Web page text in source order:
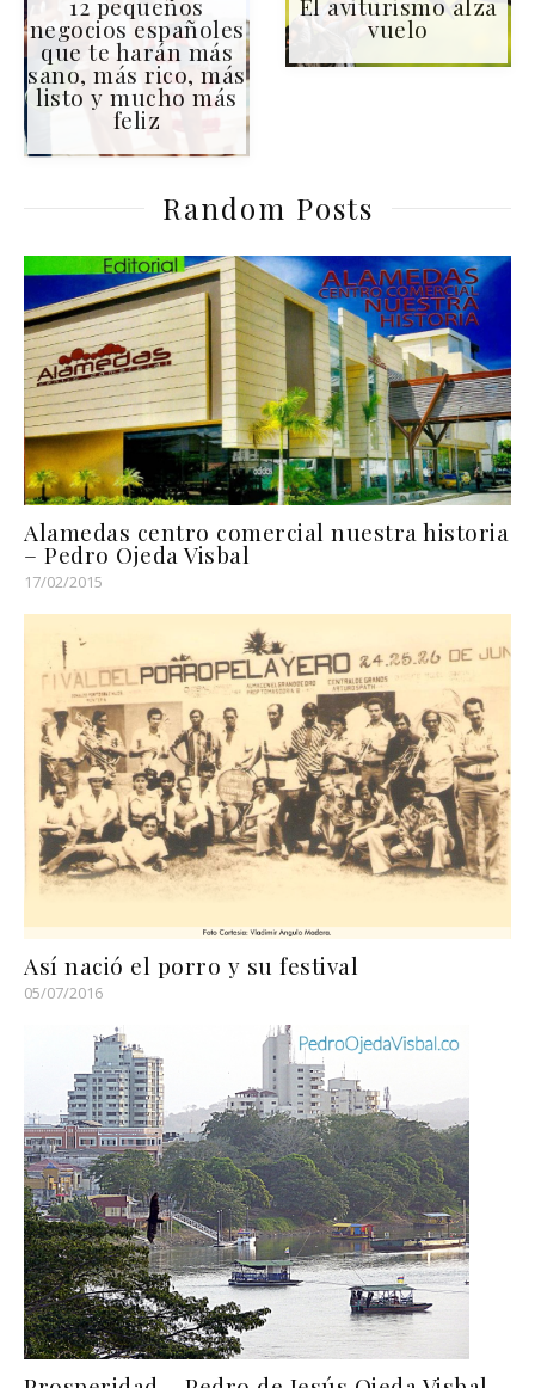
negocios españoles
que te harán más
sano, más rico, más
listo y mucho más
feliz
vuelo
Random Posts
Alamedas centro comercial nuestra historia
– Pedro Ojeda Visbal
17/02/2015
Así nació el porro y su festival
05/07/2016